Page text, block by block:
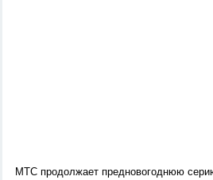
МТС продолжает предновогоднюю